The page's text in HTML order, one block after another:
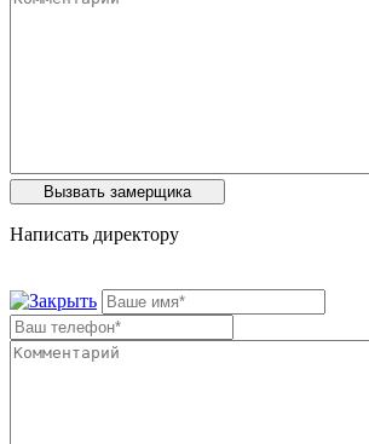
Написать директору